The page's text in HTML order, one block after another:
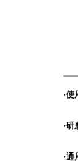
‧
‧
‧